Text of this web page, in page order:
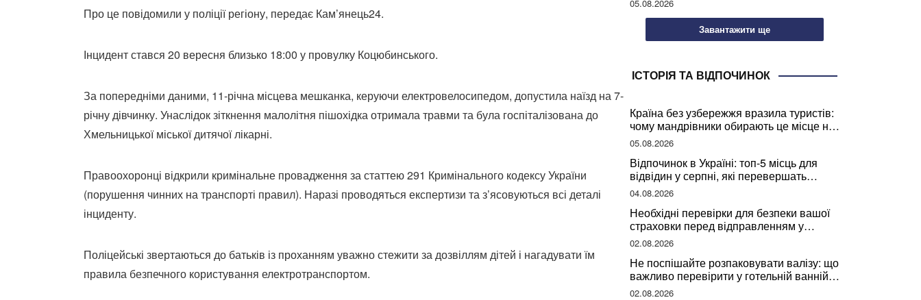
Про це повідомили у поліції регіону, передає Кам’янець24.
Інцидент стався 20 вересня близько 18:00 у провулку Коцюбинського.
За попередніми даними, 11-річна місцева мешканка, керуючи електровелосипедом, допустила наїзд на 7-
річну дівчинку. Унаслідок зіткнення малолітня пішохідка отримала травми та була госпіталізована до
Хмельницької міської дитячої лікарні.
Правоохоронці відкрили кримінальне провадження за статтею 291 Кримінального кодексу України
(порушення чинних на транспорті правил). Наразі проводяться експертизи та з’ясовуються всі деталі
інциденту.
Поліцейські звертаються до батьків із проханням уважно стежити за дозвіллям дітей і нагадувати їм
правила безпечного користування електротранспортом.
05.08.2026
Завантажити ще
ІСТОРІЯ ТА ВІДПОЧИНОК
Країна без узбережжя вразила туристів:
чому мандрівники обирають це місце на
відпочинок
05.08.2026
Відпочинок в Україні: топ-5 місць для
відвідин у серпні, які перевершать
закордонні враження
04.08.2026
Необхідні перевірки для безпеки вашої
страховки перед відправленням у
подорож
02.08.2026
Не поспішайте розпаковувати валізу: що
важливо перевірити у готельній ванній
за словами досвідченої мандрівниці
02.08.2026